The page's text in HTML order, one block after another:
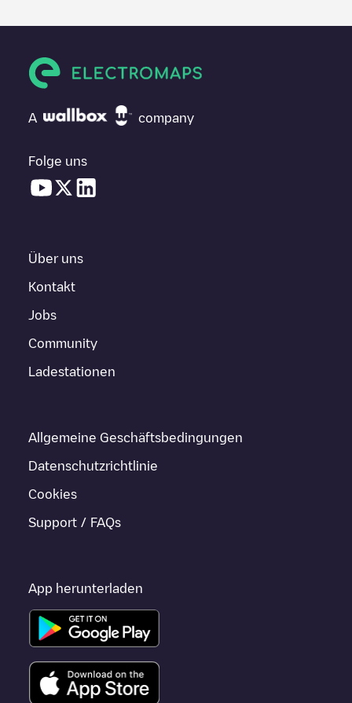
A company
Folge uns
Über uns
Kontakt
Jobs
Community
Ladestationen
Allgemeine Geschäftsbedingungen
Datenschutzrichtlinie
Cookies
Support / FAQs
App herunterladen